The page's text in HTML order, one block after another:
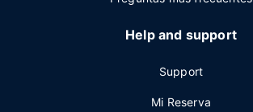
Help and support
Support
Mi Reserva